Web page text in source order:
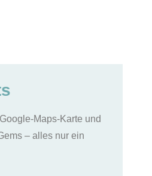
Maps-Karte und
– alles nur ein